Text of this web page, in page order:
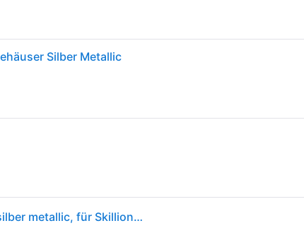
Silber Metallic
Globel Zusatzschwingtür 176x66 cm, silber metallic, für Skillion, Lean To, Dream